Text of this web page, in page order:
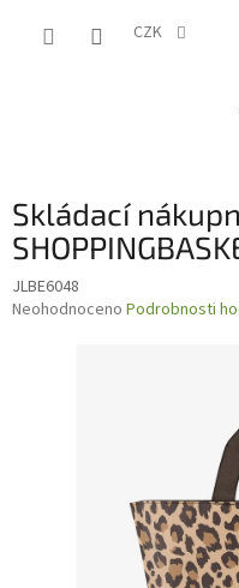
CZK
Skládací
JLBE6048
Průměrné
Neohodnoceno Podrobnosti